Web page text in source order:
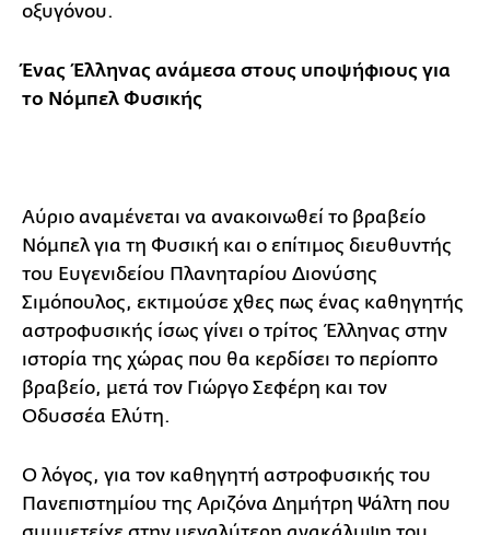
οξυγόνου.
Ένας Έλληνας ανάμεσα στους υποψήφιους για
το Νόμπελ Φυσικής
Αύριο αναμένεται να ανακοινωθεί το βραβείο
Νόμπελ για τη Φυσική και ο επίτιμος διευθυντής
του Ευγενιδείου Πλανηταρίου Διονύσης
Σιμόπουλος, εκτιμούσε χθες πως ένας καθηγητής
αστροφυσικής ίσως γίνει ο τρίτος Έλληνας στην
ιστορία της χώρας που θα κερδίσει το περίοπτο
βραβείο, μετά τον Γιώργο Σεφέρη και τον
Οδυσσέα Ελύτη.
Ο λόγος, για τον καθηγητή αστροφυσικής του
Πανεπιστημίου της Αριζόνα Δημήτρη Ψάλτη που